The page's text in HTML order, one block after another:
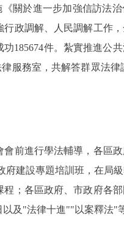
關於進一步加強信訪法治
政調解、人民調解工作
185674件。紮實推進公
服務室，共解答群眾法律
前進行學法輔導，各區政
府建設專題培訓班，在局
；各區政府、市政府各
及"法律十進""以案釋法"